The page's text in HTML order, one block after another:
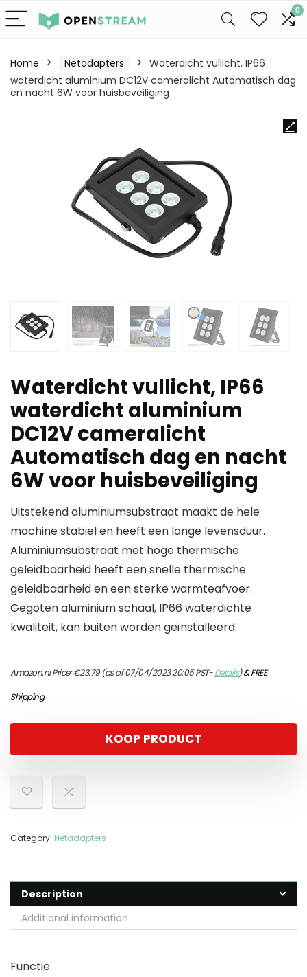
0
Home Netadapters
Waterdicht vullicht, IP66
waterdicht aluminium DC12V cameralicht Automatisch dag
en nacht 6W voor huisbeveiliging
Waterdicht vullicht, IP66
waterdicht aluminium
DC12V cameralicht
Automatisch dag en nacht
6W voor huisbeveiliging
Uitstekend aluminiumsubstraat maakt de hele
machine stabiel en heeft een lange levensduur.
Aluminiumsubstraat met hoge thermische
geleidbaarheid heeft een snelle thermische
geleidbaarheid en een sterke warmteafvoer.
Gegoten aluminium schaal, IP66 waterdichte
kwaliteit, kan buiten worden geïnstalleerd.
Amazon.nl Price:€23.79(as of 07/04/2023 20:05 PST-Details)&FREE
Shipping.
KOOP PRODUCT
Category: Netadapters
Description
Additional information
Functie: